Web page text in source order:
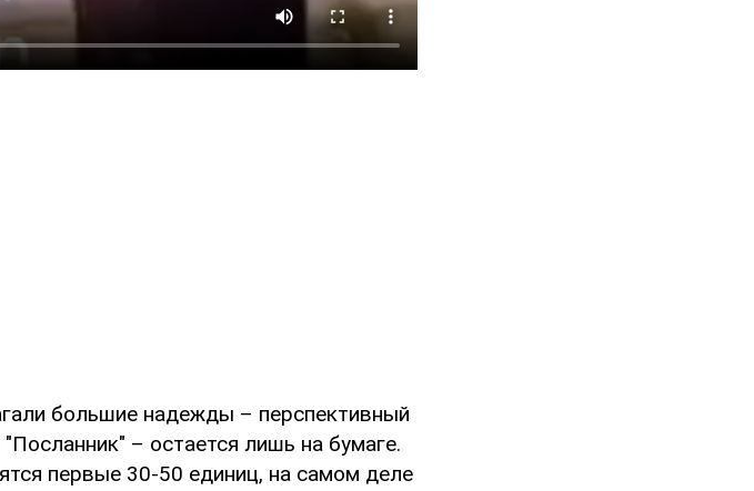
большие надежды – перспективный
– остается лишь на бумаге.
первые 30-50 единиц, на самом деле